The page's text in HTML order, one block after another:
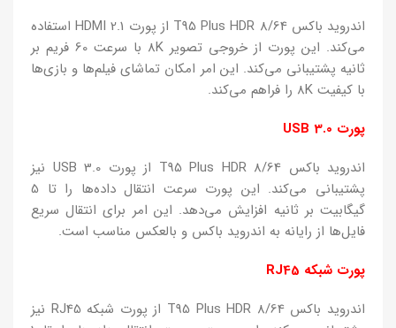
اندروید باکس T95 Plus HDR 8/64 از پورت HDMI 2.1 استفاده
می‌کند. این پورت از خروجی تصویر 8K با سرعت 60 فریم بر
ثانیه پشتیبانی می‌کند. این امر امکان تماشای فیلم‌ها و بازی‌ها
با کیفیت 8K را فراهم می‌کند.
پورت USB 3.0
اندروید باکس T95 Plus HDR 8/64 از پورت USB 3.0 نیز
پشتیبانی می‌کند. این پورت سرعت انتقال داده‌ها را تا 5
گیگابیت بر ثانیه افزایش می‌دهد. این امر برای انتقال سریع
فایل‌ها از رایانه به اندروید باکس و بالعکس مناسب است.
پورت شبکه RJ45
اندروید باکس T95 Plus HDR 8/64 از پورت شبکه RJ45 نیز